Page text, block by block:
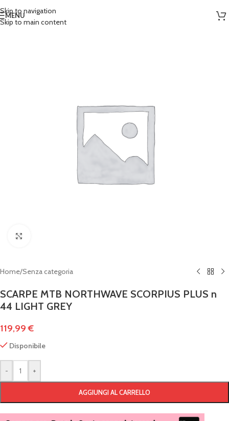
Skip to navigation
Skip to main content
MENU
Home/Senza categoria
SCARPE MTB NORTHWAVE SCORPIUS PLUS n
44 LIGHT GREY
119,99€
Disponibile
- +
AGGIUNGI AL CARRELLO